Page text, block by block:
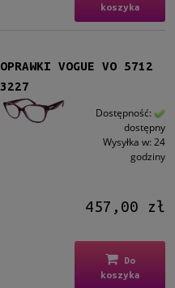
koszyka
OPRAWKI VOGUE VO 5712
3227
Dostępność:
dostępny
Wysyłka w: 24
godziny
457,00 zł
Do
koszyka